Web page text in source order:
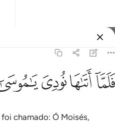
ﲵﲶﲷ
chamado: Ó Moisés,